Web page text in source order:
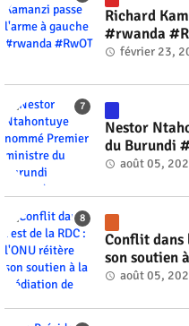
Richard
#rwanda
février 23,
Nestor
du Burundi
août 05,
Conflit dans
son soutien
Gnassingbé
août 05,